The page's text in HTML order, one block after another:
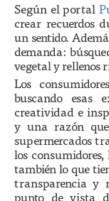
Según el portal
crear recuerdos
un sentido.
demanda:
vegetal y rellenos
Los
buscando esas
creatividad e
y una razón
supermercados
los
también lo que
transparencia y
punto de vista